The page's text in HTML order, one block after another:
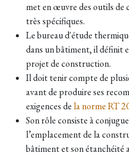
met en œuvre des outils de
très spécifiques.
Le bureau d'étude
dans un bâtiment, il définit
projet de construction.
Il doit tenir compte de
avant de produire ses
exigences de la norme RT
Son rôle consiste à
l’emplacement de la
bâtiment et son étanchéité